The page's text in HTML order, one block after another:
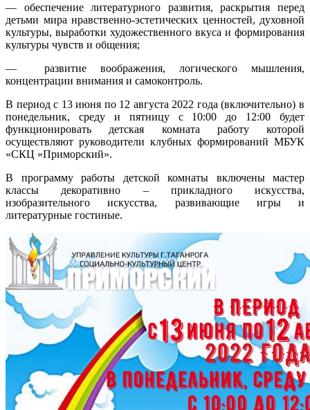
— обеспечение литературного развития, раскрытия перед
детьми мира нравственно-эстетических ценностей, духовной
культуры, выработки художественного вкуса и формирования
культуры чувств и общения;
— развитие воображения, логического мышления,
концентрации внимания и самоконтроль.
В период с 13 июня по 12 августа 2022 года (включительно) в
понедельник, среду и пятницу с 10:00 до 12:00 будет
функционировать детская комната работу которой
осуществляют руководители клубных формирований МБУК
«СКЦ «Приморский».
В программу работы детской комнаты включены мастер
классы декоративно – прикладного искусства,
изобразительного искусства, развивающие игры и
литературные гостиные.